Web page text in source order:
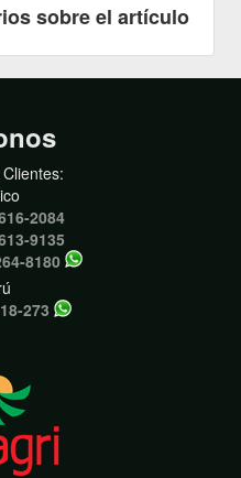
sobre el artículo
2084
9135
8180
273